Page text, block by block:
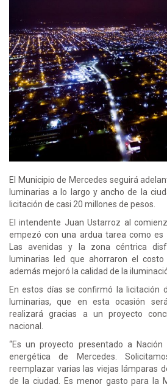
El Municipio de Mercedes seguirá
luminarias a lo largo y ancho de la
licitación de casi 20 millones de pesos.
El intendente Juan Ustarroz al
empezó con una ardua tarea como es
Las avenidas y la zona céntrica
luminarias led que ahorraron el
además mejoró la calidad de la
En estos días se confirmó la licitación
luminarias, que en esta ocasión
realizará gracias a un proyecto
nacional.
“Es un proyecto presentado a
energética de Mercedes.
reemplazar varias las viejas lámparas
de la ciudad. Es menor gasto para la